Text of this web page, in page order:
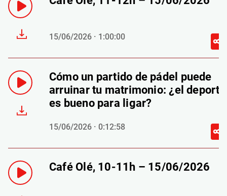
15/06/2026 · 1:00:00
Cómo un partido de pádel puede
arruinar tu matrimonio: ¿el deporte
es bueno para ligar?
15/06/2026 · 0:12:58
Café Olé, 10-11h – 15/06/2026